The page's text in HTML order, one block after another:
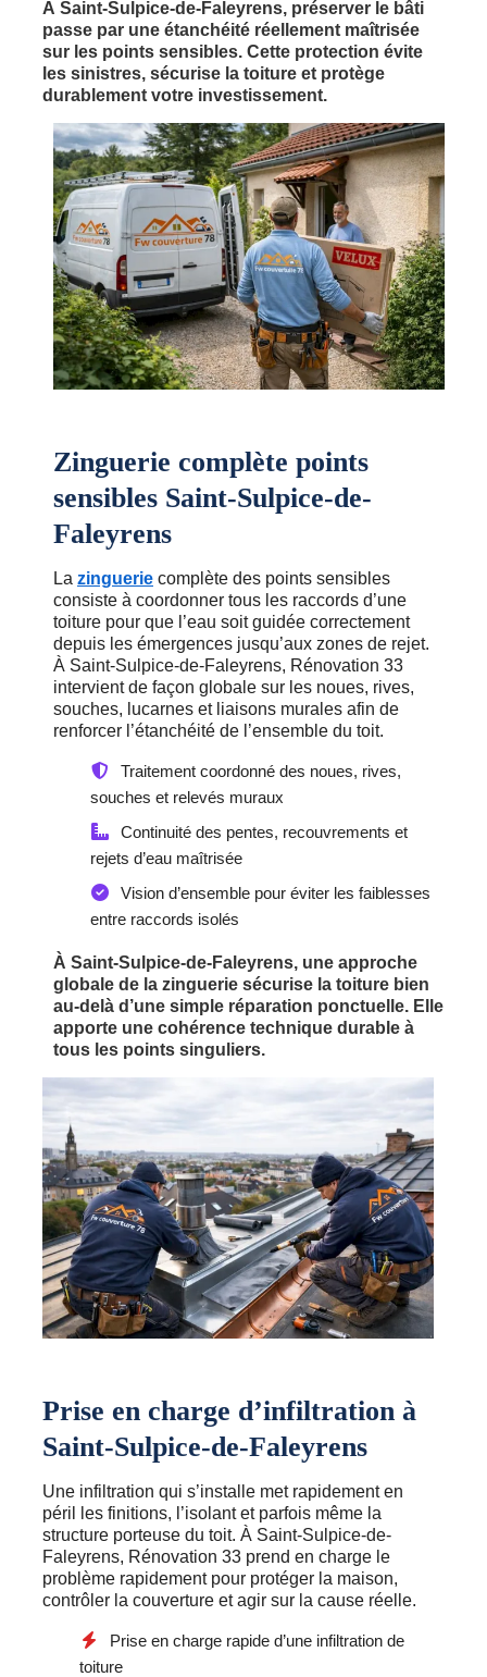
À Saint-Sulpice-de-Faleyrens, préserver le bâti
passe par une étanchéité réellement maîtrisée
sur les points sensibles. Cette protection évite
les sinistres, sécurise la toiture et protège
durablement votre investissement.
Zinguerie complète points
sensibles Saint-Sulpice-de-
Faleyrens
La zinguerie complète des points sensibles
consiste à coordonner tous les raccords d’une
toiture pour que l’eau soit guidée correctement
depuis les émergences jusqu’aux zones de rejet.
À Saint-Sulpice-de-Faleyrens, Rénovation 33
intervient de façon globale sur les noues, rives,
souches, lucarnes et liaisons murales afin de
renforcer l’étanchéité de l’ensemble du toit.
Traitement coordonné des noues, rives,
souches et relevés muraux
Continuité des pentes, recouvrements et
rejets d’eau maîtrisée
Vision d’ensemble pour éviter les faiblesses
entre raccords isolés
À Saint-Sulpice-de-Faleyrens, une approche
globale de la zinguerie sécurise la toiture bien
au-delà d’une simple réparation ponctuelle. Elle
apporte une cohérence technique durable à
tous les points singuliers.
Prise en charge d’infiltration à
Saint-Sulpice-de-Faleyrens
Une infiltration qui s’installe met rapidement en
péril les finitions, l’isolant et parfois même la
structure porteuse du toit. À Saint-Sulpice-de-
Faleyrens, Rénovation 33 prend en charge le
problème rapidement pour protéger la maison,
contrôler la couverture et agir sur la cause réelle.
Prise en charge rapide d’une infiltration de
toiture